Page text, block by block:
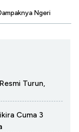
Ngeri
Turun,
Cuma 3